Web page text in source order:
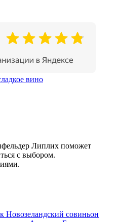
вино
Липлих поможет
с выбором.
Новозеландский совиньон